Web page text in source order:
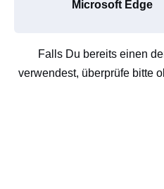
Microsoft Edge
Falls Du bereits einen
verwendest, überprüfe bitte